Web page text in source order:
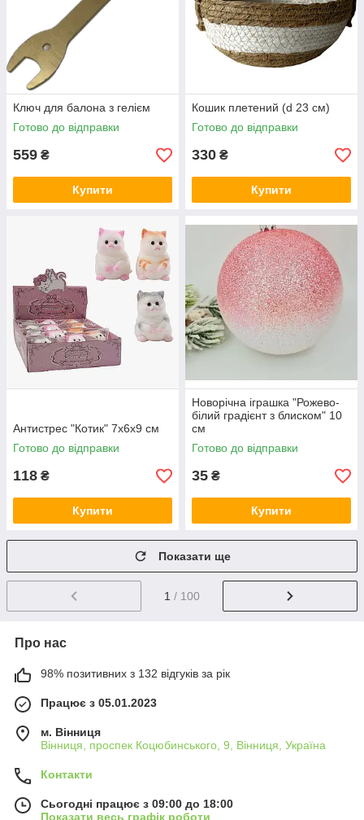
Ключ для балона з гелієм
Готово до відправки
559 ₴
Купити
Кошик плетений (d 23 см)
Готово до відправки
330 ₴
Купити
Антистрес "Котик" 7х6х9 см
Готово до відправки
118 ₴
Купити
Новорічна іграшка "Рожево-
білий градієнт з блиском" 10
см
Готово до відправки
35 ₴
Купити
Показати ще
1 / 100
Про нас
98% позитивних з 132 відгуків за рік
Працює з 05.01.2023
м. Вінниця
Вінниця, проспек Коцюбинського, 9, Вінниця, Україна
Контакти
Сьогодні працює з 09:00 до 18:00
Показати весь графік роботи